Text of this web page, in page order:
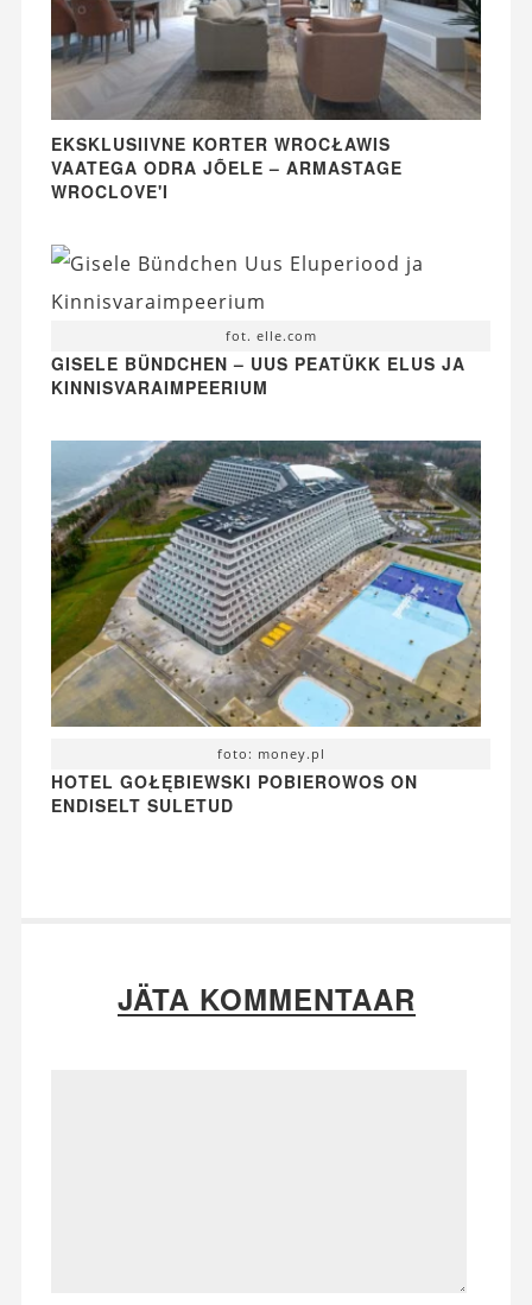
EKSKLUSIIVNE KORTER WROCŁAWIS
VAATEGA ODRA JÕELE – ARMASTAGE
WROCLOVE'I
fot. elle.com
GISELE BÜNDCHEN – UUS PEATÜKK ELUS JA
KINNISVARAIMPEERIUM
foto: money.pl
HOTEL GOŁĘBIEWSKI POBIEROWOS ON
ENDISELT SULETUD
JÄTA KOMMENTAAR